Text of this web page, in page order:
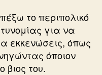
το περιπολικό
για να
εκκενώσεις, όπως
όποιον
του.